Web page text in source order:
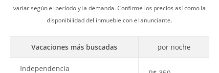
variar según el período y la demanda. Confirme los precios así como la
disponibilidad del inmueble con el anunciante.
Vacaciones más buscadas por noche
Independencia